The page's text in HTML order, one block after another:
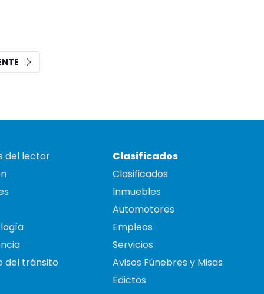
del lector
del tránsito
Clasificados
Clasificados
Inmuebles
Automotores
Empleos
Servicios
Avisos Fúnebres y Misas
Edictos